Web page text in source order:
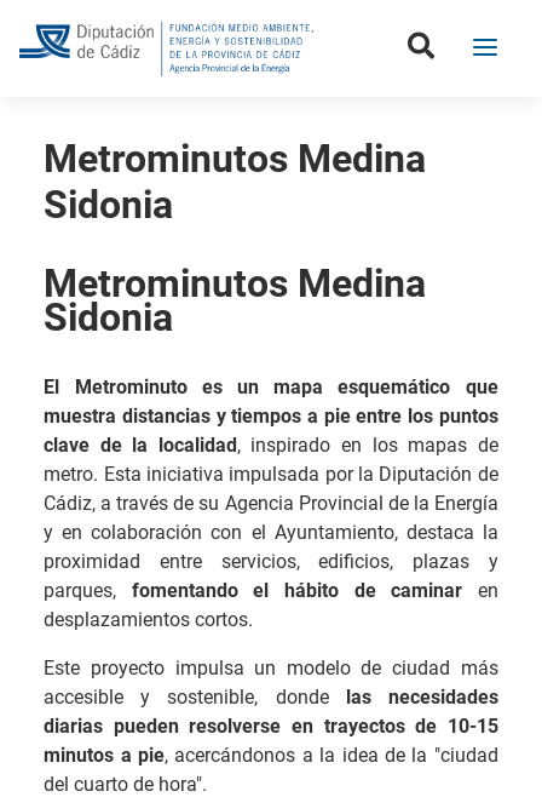
Metrominutos Medina
Sidonia
Metrominutos Medina
Sidonia
El Metrominuto es un mapa esquemático que
muestra distancias y tiempos a pie entre los puntos
clave de la localidad, inspirado en los mapas de
metro. Esta iniciativa impulsada por la Diputación de
Cádiz, a través de su Agencia Provincial de la Energía
y en colaboración con el Ayuntamiento, destaca la
proximidad entre servicios, edificios, plazas y
parques, fomentando el hábito de caminar en
desplazamientos cortos.
Este proyecto impulsa un modelo de ciudad más
accesible y sostenible, dondelas necesidades
diarias pueden resolverse en trayectos de 10-15
minutos a pie, acercándonos a la idea de la "ciudad
del cuarto de hora".